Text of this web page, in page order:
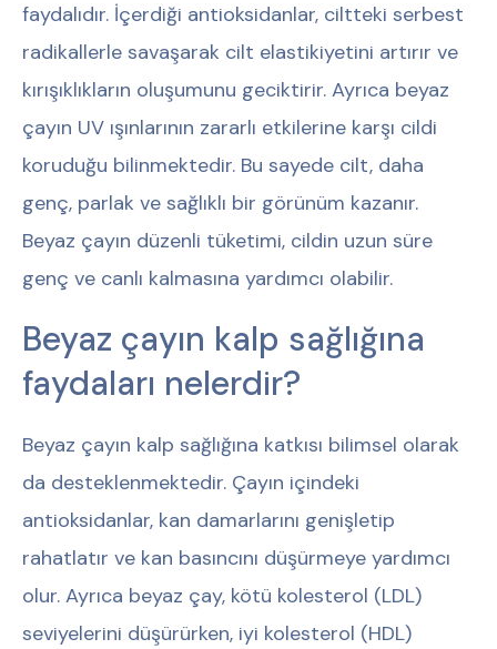
faydalıdır. İçerdiği antioksidanlar, ciltteki serbest
radikallerle savaşarak cilt elastikiyetini artırır ve
kırışıklıkların oluşumunu geciktirir. Ayrıca beyaz
çayın UV ışınlarının zararlı etkilerine karşı cildi
koruduğu bilinmektedir. Bu sayede cilt, daha
genç, parlak ve sağlıklı bir görünüm kazanır.
Beyaz çayın düzenli tüketimi, cildin uzun süre
genç ve canlı kalmasına yardımcı olabilir.
Beyaz çayın kalp sağlığına
faydaları nelerdir?
Beyaz çayın kalp sağlığına katkısı bilimsel olarak
da desteklenmektedir. Çayın içindeki
antioksidanlar, kan damarlarını genişletip
rahatlatır ve kan basıncını düşürmeye yardımcı
olur. Ayrıca beyaz çay, kötü kolesterol (LDL)
seviyelerini düşürürken, iyi kolesterol (HDL)